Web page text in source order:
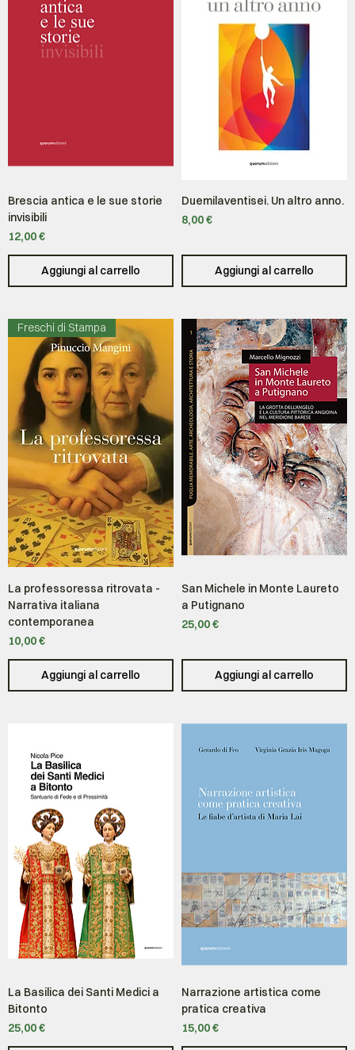
Brescia antica e le sue storie
invisibili
Prezzo
12,00 €
Aggiungi al carrello
Duemilaventisei. Un altro anno.
Prezzo
8,00 €
Aggiungi al carrello
Freschi di Stampa
La professoressa ritrovata -
Narrativa italiana
contemporanea
Prezzo
10,00 €
Aggiungi al carrello
San Michele in Monte Laureto
a Putignano
Prezzo
25,00 €
Aggiungi al carrello
La Basilica dei Santi Medici a
Bitonto
Prezzo
25,00 €
Narrazione artistica come
pratica creativa
Prezzo
15,00 €